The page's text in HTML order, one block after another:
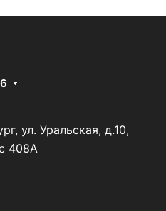
ул. Уральская, д.10,
408А